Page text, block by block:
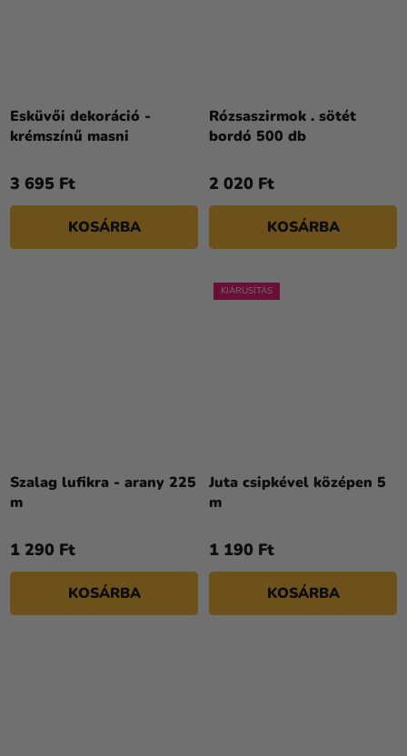
Esküvői dekoráció -
krémszínű masni
3 695 Ft
KOSÁRBA
Rózsaszirmok . sötét
bordó 500 db
2 020 Ft
KOSÁRBA
Szalag lufikra - arany 225
m
1 290 Ft
KOSÁRBA
KIÁRUSÍTÁS
Juta csipkével középen 5
m
1 190 Ft
KOSÁRBA